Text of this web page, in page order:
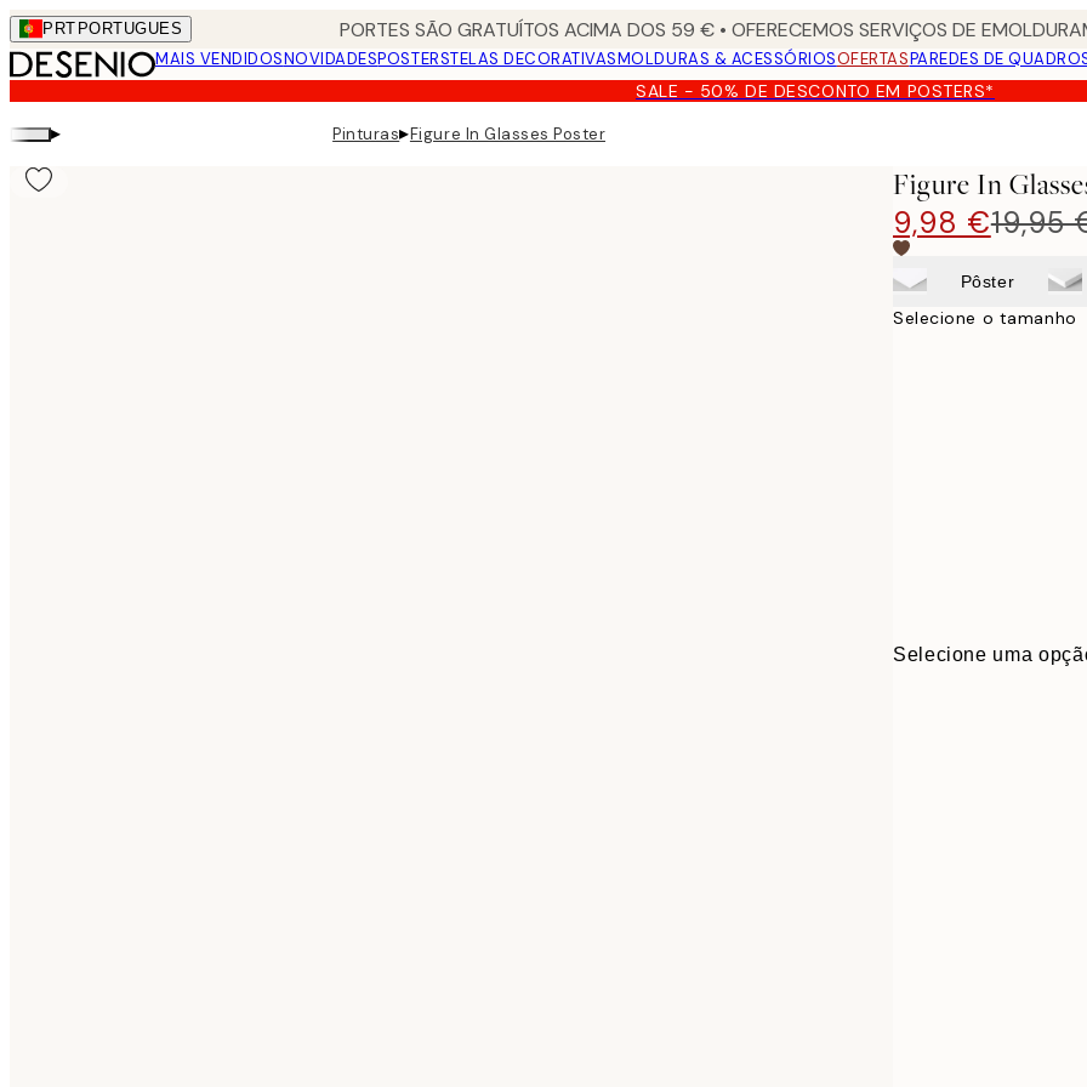
Skip
to
main
content.
PRT PORTUGUES PORTES SÃO GRATUÍTOS ACIMA DOS 59 € • OFERECEMOS SERVIÇOS DE
MAIS VENDIDOSNOVIDADESPOSTERSTELAS DECORATIVASMOLDURAS & ACESSÓRIOSOFERTASPAREDES DE
SALE - 50% DE DESCONTO EM POSTERS*
▸ Pinturas▸Figure In Glasses Poster
Figure In
9,98 €19,95
Pôster
Selecione o tamanho
Selecione uma